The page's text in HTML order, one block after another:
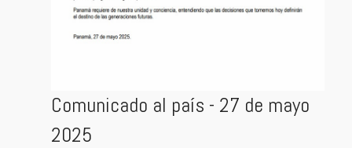
Comunicado al país - 27 de mayo
2025